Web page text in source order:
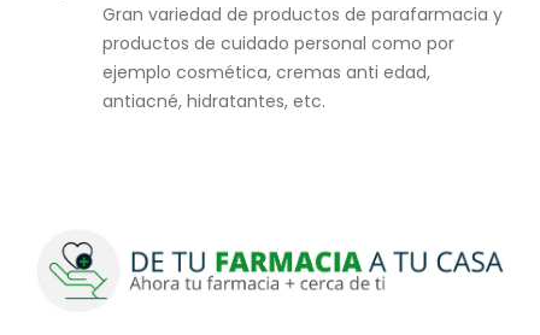
Gran variedad de productos de parafarmacia y
productos de cuidado personal como por
ejemplo cosmética, cremas anti edad,
antiacné, hidratantes, etc.